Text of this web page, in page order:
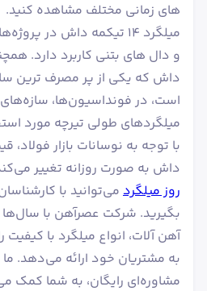
های زمانی مختلف مشاهده کنید.
میلگرد ۱۴ تیکمه داش در
داش که یکی از پر مصرف ترین
است، در فونداسیون‌ها،
میلگردهای طولی تیرچه مورد
داش به صورت روزانه تغییر
روز میلگرد می‌توانید با
بگیرید. شرکت عصرآهن با سال‌ها
آهن آلات، انواع میلگرد با
به مشتریان خود ارائه می‌دهد. ما
مشاوره‌ای رایگان، به شما کمک